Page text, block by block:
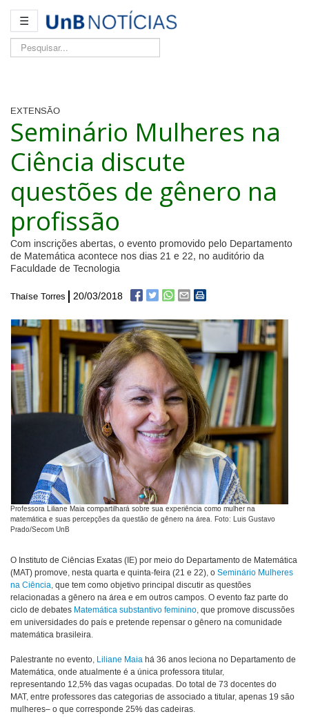
☰
Pesquisar...
EXTENSÃO
Seminário Mulheres na
Ciência discute
questões de gênero na
profissão
Com inscrições abertas, o evento promovido pelo Departamento
de Matemática acontece nos dias 21 e 22, no auditório da
Faculdade de Tecnologia
Thaíse Torres 20/03/2018
Professora Liliane Maia compartilhará sobre sua experiência como mulher na
matemática e suas percepções da questão de gênero na área. Foto: Luis Gustavo
Prado/Secom UnB
O Instituto de Ciências Exatas (IE) por meio do Departamento de Matemática
(MAT) promove, nesta quarta e quinta-feira (21 e 22), o Seminário Mulheres
na Ciência, que tem como objetivo principal discutir as questões
relacionadas a gênero na área e em outros campos. O evento faz parte do
ciclo de debates Matemática substantivo feminino, que promove discussões
em universidades do país e pretende repensar o gênero na comunidade
matemática brasileira.
Palestrante no evento, Liliane Maia há 36 anos leciona no Departamento de
Matemática, onde atualmente é a única professora titular,
representando 12,5% das vagas ocupadas. Do total de 73 docentes do
MAT, entre professores das categorias de associado a titular, apenas 19 são
mulheres– o que corresponde 25% das cadeiras.